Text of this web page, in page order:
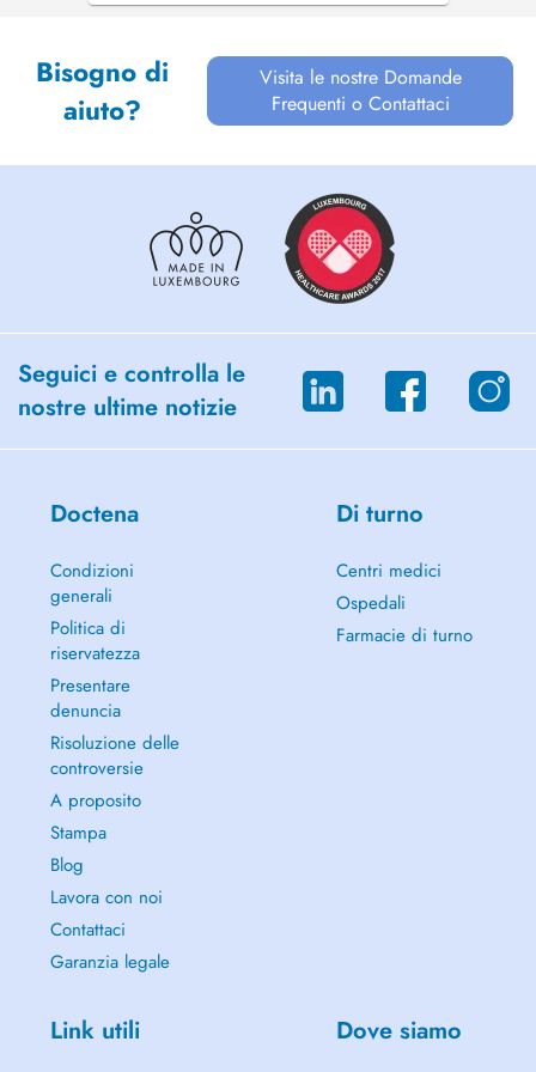
Bisogno di
aiuto?
Visita le nostre Domande
Frequenti o Contattaci
Seguici e controlla le
nostre ultime notizie
Doctena
Condizioni
generali
Politica di
riservatezza
Presentare
denuncia
Risoluzione delle
controversie
A proposito
Stampa
Blog
Lavora con noi
Contattaci
Garanzia legale
Di turno
Centri medici
Ospedali
Farmacie di turno
Link utili Dove siamo